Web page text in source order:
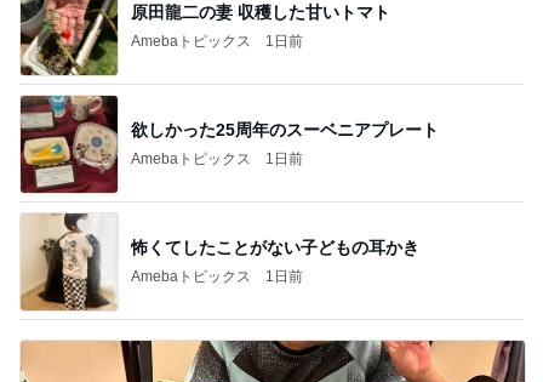
原田龍二の妻 収穫した甘いトマト
Amebaトピックス 1日前
欲しかった25周年のスーベニアプレート
Amebaトピックス 1日前
怖くてしたことがない子どもの耳かき
Amebaトピックス 1日前